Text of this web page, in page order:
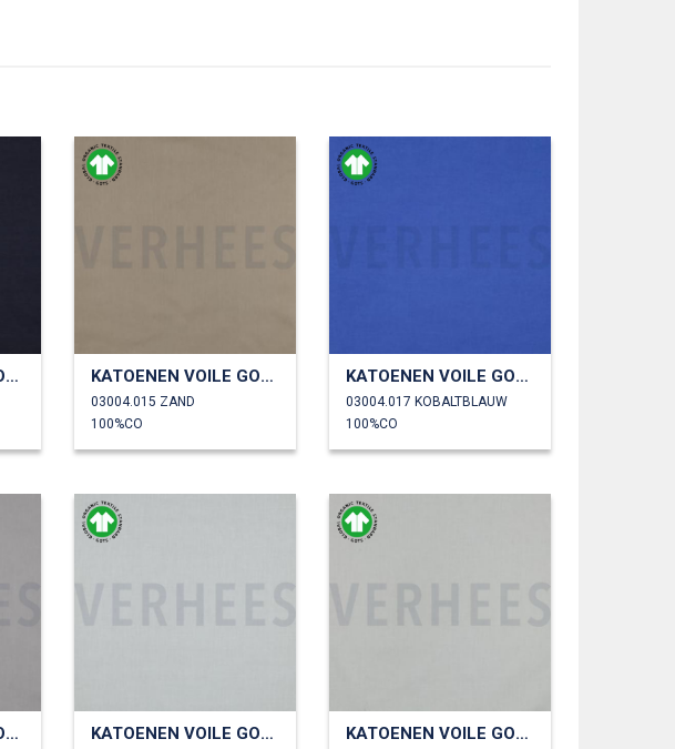
KATOENEN VOILE GOTS KATOENEN VOILE GOTS
03004.015 ZAND
100%CO
KATOENEN VOILE GOTS
03004.017 KOBALTBLAUW
100%CO
KATOENEN VOILE GOTS KATOENEN VOILE GOTS KATOENEN VOILE GOTS